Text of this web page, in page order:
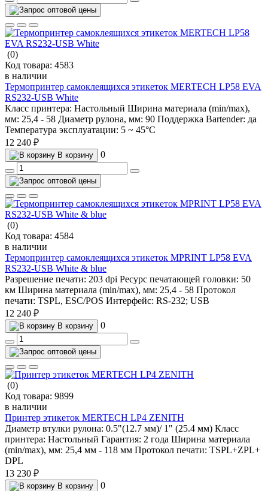
(0)
Код товара: 4583
в наличии
Термопринтер самоклеящихся этикеток MERTECH LP58 EVA
RS232-USB White
Класс принтера: Настольный Ширина материала (min/max),
мм: 25,4 - 58 Диаметр рулона, мм: 90 Поддержка Bartender: да
Температура эксплуатации: 5 ~ 45°C
12 240 ₽
В корзину 0
(0)
Код товара: 4584
в наличии
Термопринтер самоклеящихся этикеток MPRINT LP58 EVA
RS232-USB White & blue
Разрешение печати: 203 dpi Ресурс печатающей головки: 50
км Ширина материала (min/max), мм: 25,4 - 58 Протокол
печати: TSPL, ESC/POS Интерфейс: RS-232; USB
12 240 ₽
В корзину 0
(0)
Код товара: 9899
в наличии
Принтер этикеток MERTECH LP4 ZENITH
Диаметр втулки рулона: 0.5"(12.7 мм)/ 1" (25.4 мм) Класс
принтера: Настольный Гарантия: 2 года Ширина материала
(min/max), мм: 25,4 мм - 118 мм Протокол печати: TSPL+ZPL+
DPL
13 230 ₽
В корзину 0